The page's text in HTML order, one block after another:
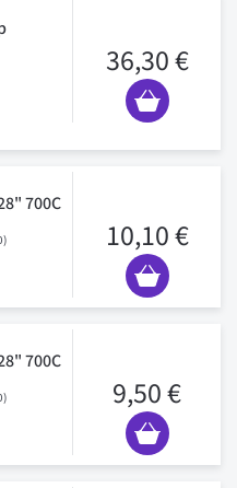
36,30 €
700C
10,10 €
700C
9,50 €